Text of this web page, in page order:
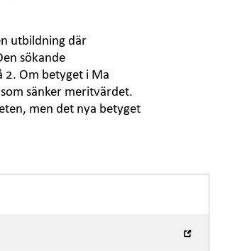
utbildning där
sökande
Om betyget i Ma
sänker meritvärdet.
men det nya betyget